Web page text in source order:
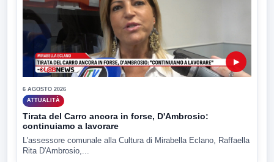
▶
6 AGOSTO 2026
ATTUALITÀ
Tirata del Carro ancora in forse, D'Ambrosio:
continuiamo a lavorare
L'assessore comunale alla Cultura di Mirabella Eclano, Raffaella
Rita D'Ambrosio,...